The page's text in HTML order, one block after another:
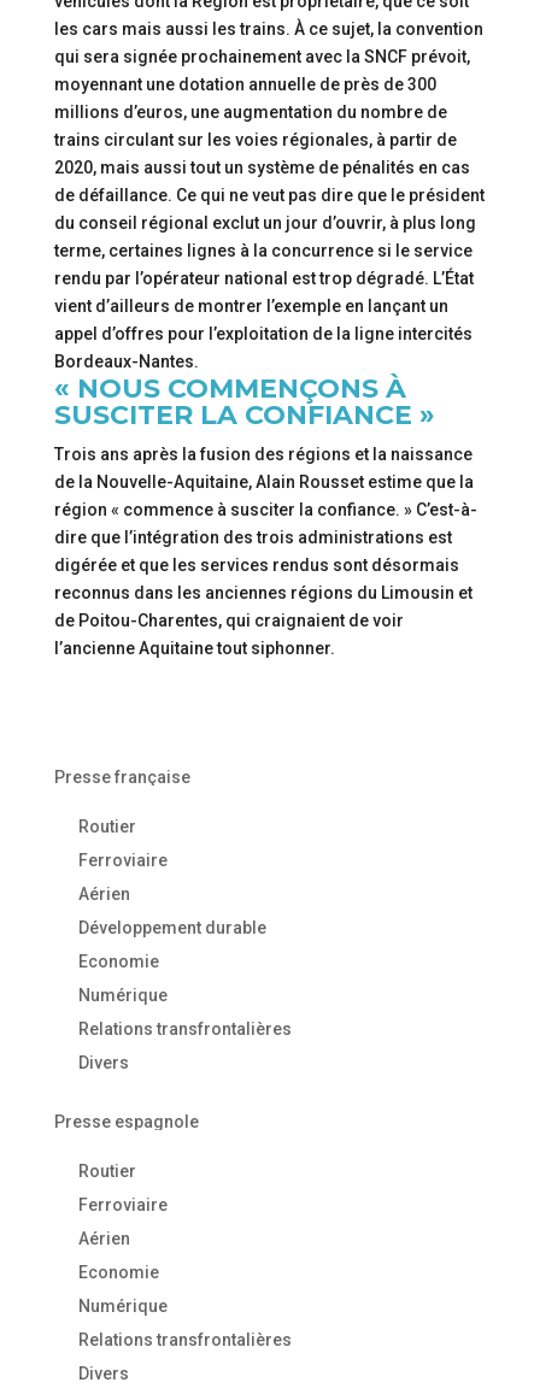
les cars mais aussi les trains. À ce sujet, la convention
qui sera signée prochainement avec la SNCF prévoit,
moyennant une dotation annuelle de près de 300
millions d’euros, une augmentation du nombre de
trains circulant sur les voies régionales, à partir de
2020, mais aussi tout un système de pénalités en cas
de défaillance. Ce qui ne veut pas dire que le président
du conseil régional exclut un jour d’ouvrir, à plus long
terme, certaines lignes à la concurrence si le service
rendu par l’opérateur national est trop dégradé. L’État
vient d’ailleurs de montrer l’exemple en lançant un
appel d’offres pour l’exploitation de la ligne intercités
Bordeaux-Nantes.
« NOUS COMMENÇONS À
SUSCITER LA CONFIANCE »
Trois ans après la fusion des régions et la naissance
de la Nouvelle-Aquitaine, Alain Rousset estime que la
région « commence à susciter la confiance. » C’est-à-
dire que l’intégration des trois administrations est
digérée et que les services rendus sont désormais
reconnus dans les anciennes régions du Limousin et
de Poitou-Charentes, qui craignaient de voir
l’ancienne Aquitaine tout siphonner.
Presse française
Routier
Ferroviaire
Aérien
Développement durable
Economie
Numérique
Relations transfrontalières
Divers
Presse espagnole
Routier
Ferroviaire
Aérien
Economie
Numérique
Relations transfrontalières
Divers